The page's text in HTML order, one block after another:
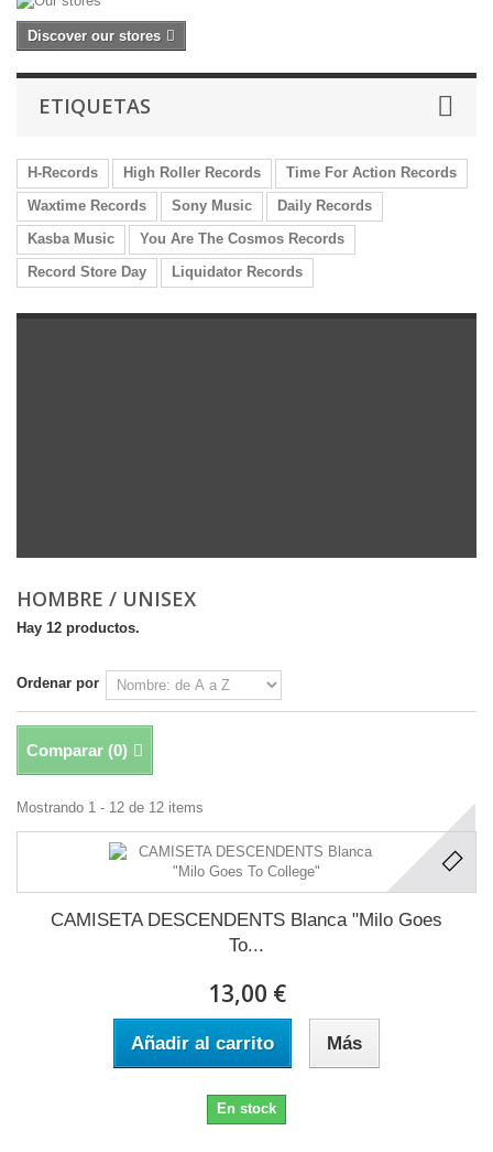
Discover our stores
ETIQUETAS
H-Records High Roller Records
Time For Action Records
Waxtime Records
Sony Music
Daily Records
Kasba Music
You Are The Cosmos Records
Record Store Day
Liquidator Records
HOMBRE / UNISEX
Hay 12 productos.
Ordenar por
Comparar (0)
Mostrando 1 - 12 de 12 items
CAMISETA DESCENDENTS Blanca "Milo Goes
To...
13,00 €
Añadir al carrito Más
En stock